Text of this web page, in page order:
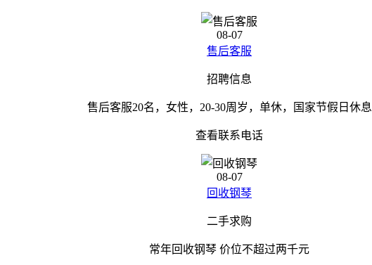
08-07
售后客服
招聘信息
售后客服20名，女性，20-30周岁，单休，国家节假日休息
查看联系电话
08-07
回收钢琴
二手求购
常年回收钢琴 价位不超过两千元